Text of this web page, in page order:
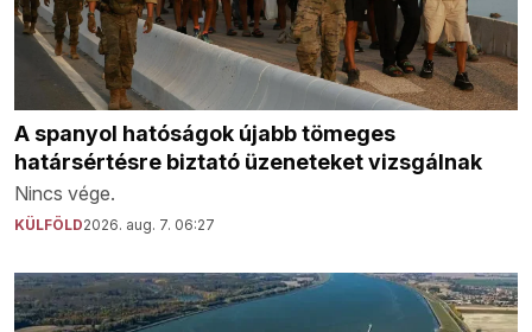
A spanyol hatóságok újabb tömeges
határsértésre biztató üzeneteket vizsgálnak
Nincs vége.
KÜLFÖLD2026. aug. 7. 06:27